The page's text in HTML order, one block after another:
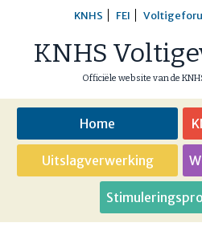
content
KNHS FEI
KNHS
Officiële website van de
Home
Uitslagverwerking